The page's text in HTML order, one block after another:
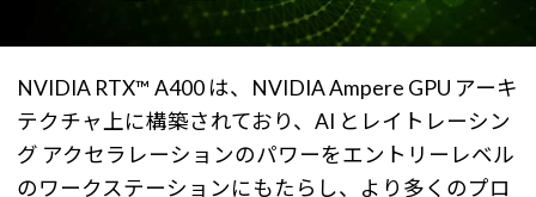
NVIDIA RTX™ A400 は、NVIDIA Ampere GPU アーキ
テクチャ上に構築されており、AI とレイトレーシン
グ アクセラレーションのパワーをエントリーレベル
のワークステーションにもたらし、より多くのプロ